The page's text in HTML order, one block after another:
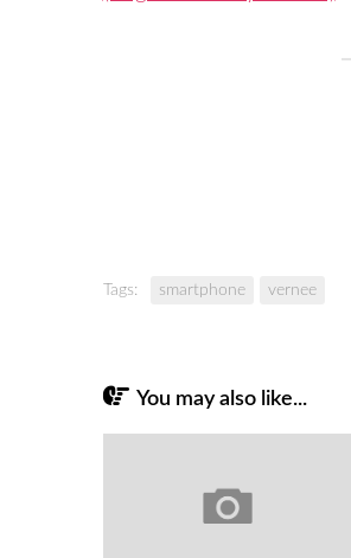
Tags: smartphone vernee
You may also like...